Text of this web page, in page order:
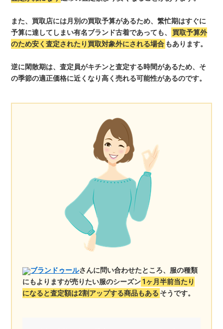
また、買取店には月別の買取予算があるため、繁忙期はすぐに
予算に達してしまい有名ブランド古着であっても、
買取予算外
のため安く査定されたり買取対象外にされる場合 もあります。
逆に閑散期は、査定員がキチンと査定する時間があるため、そ
の季節の適正価格に近くなり高く売れる可能性があるのです。
ブランドゥールさんに問い合わせたところ、服の種類
にもよりますが売りたい服のシーズン1ヶ月半前当たり
になると査定額は2割アップする商品もある そうです。